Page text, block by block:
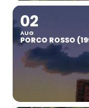
02
AUG
PORCO ROSSO